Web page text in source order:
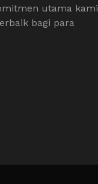
utama kami
bagi para